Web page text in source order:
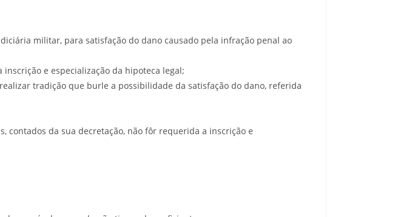
militar, para satisfação do dano causado pela infração penal ao
e especialização da hipoteca legal;
tradição que burle a possibilidade da satisfação do dano, referida
contados da sua decretação, não fôr requerida a inscrição e